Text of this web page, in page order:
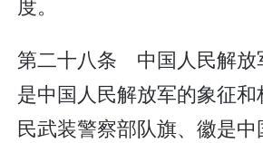
第二十八条 中国人民解放
是中国人民解放军的象征和
民武装警察部队旗、徽是